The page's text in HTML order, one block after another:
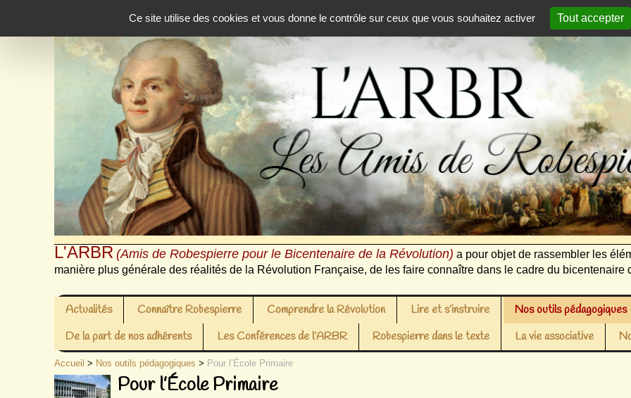
Ce site utilise des cookies et vous donne le contrôle sur ceux que vous souhaitez activer
Tout accepter
L'ARBR (Amis de Robespierre pour le Bicentenaire de la Révolution) a pour objet de rassembler les
manière plus générale des réalités de la Révolution Française, de les faire connaître dans le cadre du bicentenaire
Actualités Connaître Robespierre Comprendre la Révolution Lire et s’instruire
Nos outils pédagogiques
De la part de nos adhérents
Les Conférences de l’ARBR Robespierre dans le texte La vie associative
Accueil > Nos outils pédagogiques > Pour l’École Primaire
Pour l’École Primaire